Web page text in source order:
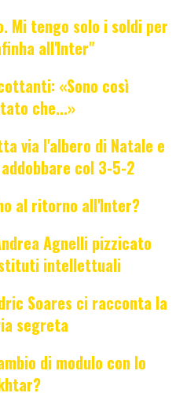
Mi tengo solo i soldi per
all'Inter"
«Sono così
che...»
via l'albero di Natale e
col 3-5-2
al ritorno all'Inter?
Agnelli pizzicato
intellettuali
Soares ci racconta la
segreta
di modulo con lo